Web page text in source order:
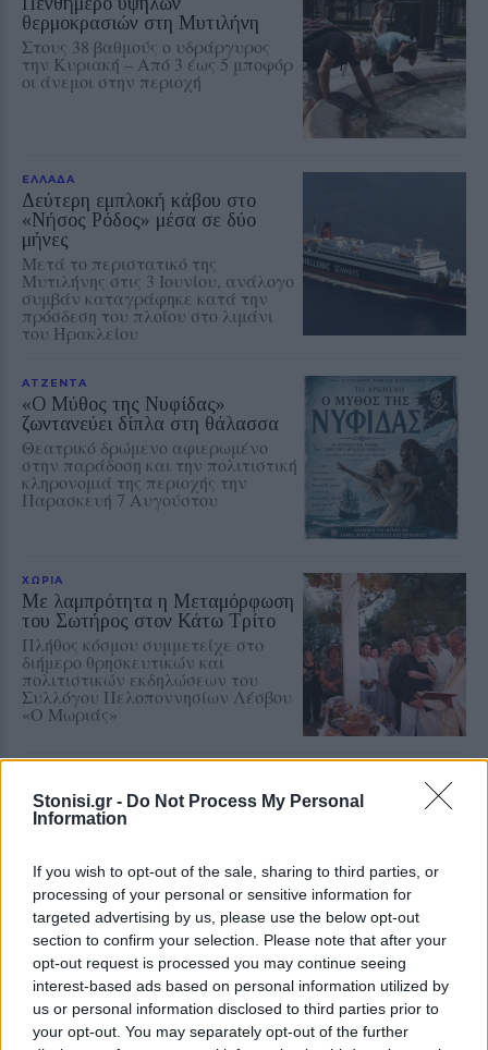
Stonisi.gr - Do Not Process My Personal
Information
If you wish to opt-out of the sale, sharing to third parties, or
processing of your personal or sensitive information for
targeted advertising by us, please use the below opt-out
section to confirm your selection. Please note that after your
opt-out request is processed you may continue seeing
interest-based ads based on personal information utilized by
us or personal information disclosed to third parties prior to
your opt-out. You may separately opt-out of the further
θερμοκρασιών στη Μυτιλήνη
Στους 38 βαθμούς ο υδράργυρος
την Κυριακή – Από 3 έως 5 μποφόρ
οι άνεμοι στην περιοχή
ΕΛΛΑΔΑ
Δεύτερη εμπλοκή κάβου στο
«Νήσος Ρόδος» μέσα σε δύο
μήνες
Μετά το περιστατικό της
Μυτιλήνης στις 3 Ιουνίου, ανάλογο
συμβάν καταγράφηκε κατά την
πρόσδεση του πλοίου στο λιμάνι
του Ηρακλείου
ΑΤΖΕΝΤΑ
«Ο Μύθος της Νυφίδας»
ζωντανεύει δίπλα στη θάλασσα
Θεατρικό δρώμενο αφιερωμένο
στην παράδοση και την πολιτιστική
κληρονομιά της περιοχής την
Παρασκευή 7 Αυγούστου
ΧΩΡΙΑ
Με λαμπρότητα η Μεταμόρφωση
του Σωτήρος στον Κάτω Τρίτο
Πλήθος κόσμου συμμετείχε στο
διήμερο θρησκευτικών και
πολιτιστικών εκδηλώσεων του
Συλλόγου Πελοποννησίων Λέσβου
«Ο Μωριάς»
Κάλεσμα της Νέας Αριστεράς
στη συγκέντρωση για την
Η κινητοποίηση θα
πραγματοποιηθεί την Κυριακή στις
7.30 το απόγευμα μπροστά από το
κτίριο της Περιφέρειας Βορείου
Αιγαίου στη Μυτιλήνη
ΑΓΟΡΑ
Η ΑΝΤΑΡΣΥΑ Λέσβου κατά της
Λευκής Νύχτας στη Μυτιλήνη
Κάνει λόγο για επιβάρυνση των